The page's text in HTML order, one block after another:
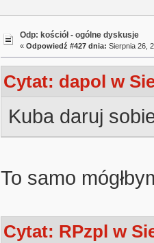
Odp: kościół - ogólne dyskusje
« Odpowiedź #427 dnia: Sierpnia 26,
Cytat: dapol w
Kuba daruj
To samo
Cytat: RPzpl w